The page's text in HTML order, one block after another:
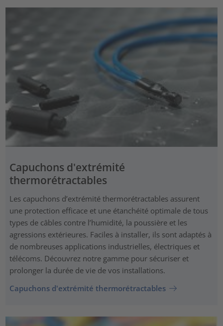
Capuchons d'extrémité
thermorétractables
Les capuchons d’extrémité thermorétractables assurent
une protection efficace et une étanchéité optimale de tous
types de câbles contre l’humidité, la poussière et les
agressions extérieures. Faciles à installer, ils sont adaptés à
de nombreuses applications industrielles, électriques et
télécoms. Découvrez notre gamme pour sécuriser et
prolonger la durée de vie de vos installations.
Capuchons d'extrémité thermorétractables